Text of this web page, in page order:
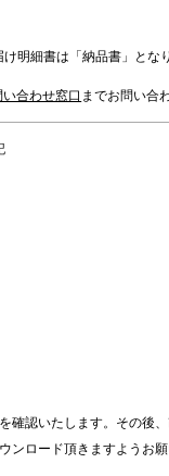
明細書は「納品書」とな
い合わせ窓口 までお問い合
確認いたします。その後
ロード頂きますようお願